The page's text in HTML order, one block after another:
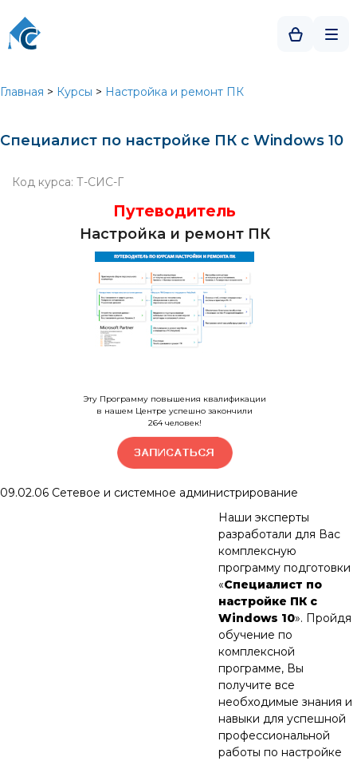
Главная > Курсы > Настройка и ремонт ПК
Специалист по настройке ПК с Windows 10
Код курса: Т-СИС-Г
Путеводитель
Настройка и ремонт ПК
Эту Программу повышения квалификации
в нашем Центре успешно закончили
264человек!
09.02.06 Сетевое и системное администрирование
Наши эксперты
разработали для Вас
комплексную
программу подготовки
«Специалист по
настройке ПК с
Windows 10». Пройдя
обучение по
комплексной
программе, Вы
получите все
необходимые знания и
навыки для успешной
профессиональной
работы по настройке